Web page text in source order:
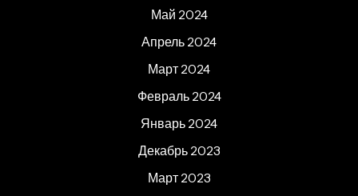
Май 2024
Апрель 2024
Март 2024
Февраль 2024
Январь 2024
Декабрь 2023
Март 2023